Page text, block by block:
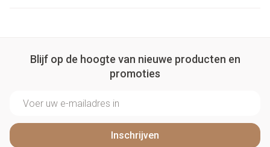
Blijf op de hoogte van nieuwe producten en
promoties
Inschrijven